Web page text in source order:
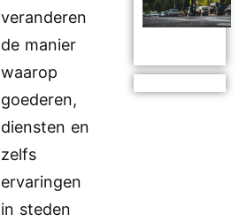
veranderen
de manier
waarop
goederen,
diensten en
zelfs
ervaringen
in steden